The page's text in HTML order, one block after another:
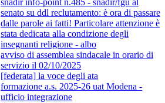
snadir info-point n.485 - snadir/fgu al
senato su ddl reclutamento: è ora di passare
dalle parole ai fatti! Particolare attenzione è
stata dedicata alla condizione degli
insegnanti religione - albo
avviso di assemblea sindacale in orario di
servizio il 02/10/2025
[federata] la voce degli ata
formazione a.s. 2025-26 uat Modena -
ufficio integrazione